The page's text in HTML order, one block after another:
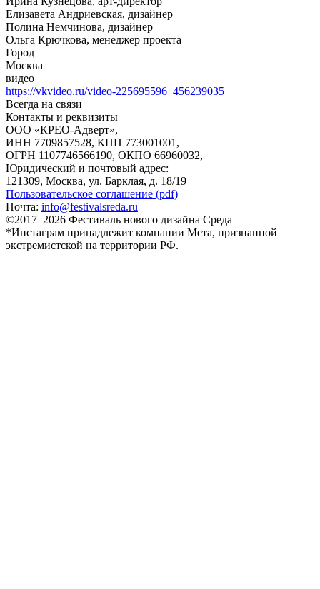
Елизавета Андриевская, дизайнер
Полина Немчинова, дизайнер
Ольга Крючкова, менеджер проекта
Город
Москва
видео
https://vkvideo.ru/video-225695596_456239035
Всегда на связи
Контакты и реквизиты
ООО «КРЕО‐Адверт»,
ИНН 7709857528, КПП 773001001,
ОГРН 1107746566190, ОКПО 66960032,
Юридический и почтовый адрес:
121309, Москва, ул. Барклая, д. 18/19
Пользовательское соглашение (pdf)
Почта: info@festivalsreda.ru
©2017–2026 Фестиваль нового дизайна Среда
*Инстаграм принадлежит компании Мета, признанной
экстремистской на территории РФ.